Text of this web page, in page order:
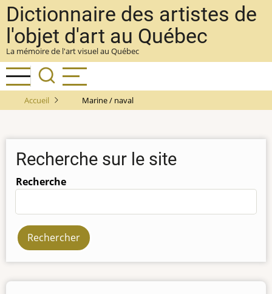
Aller
au
contenu
principal
Dictionnaire des artistes de
l'objet d'art au Québec
La mémoire de l'art visuel au Québec
Accueil Marine / naval
Recherche sur le site
Recherche